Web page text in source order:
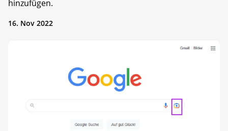
hinzufügen.
16. Nov 2022